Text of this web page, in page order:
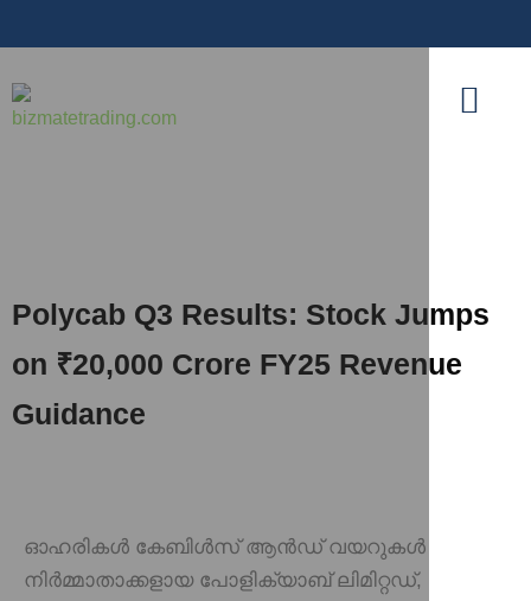
Polycab Q3 Results: Stock Jumps
on ₹20,000 Crore FY25 Revenue
Guidance
ഓഹരികൾ കേബിൾസ് ആൻഡ് വയറുകൾ
നിർമ്മാതാക്കളായ പോളിക്യാബ് ലിമിറ്റഡ്,